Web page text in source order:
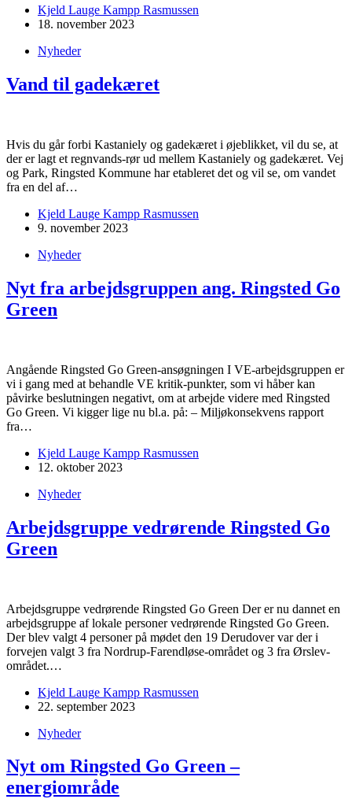
Kjeld Lauge Kampp Rasmussen
18. november 2023
Nyheder
Vand til gadekæret
Hvis du går forbi Kastaniely og gadekæret i øjeblikket, vil du se, at
der er lagt et regnvands-rør ud mellem Kastaniely og gadekæret. Vej
og Park, Ringsted Kommune har etableret det og vil se, om vandet
fra en del af…
Kjeld Lauge Kampp Rasmussen
9. november 2023
Nyheder
Nyt fra arbejdsgruppen ang. Ringsted Go
Green
Angående Ringsted Go Green-ansøgningen I VE-arbejdsgruppen er
vi i gang med at behandle VE kritik-punkter, som vi håber kan
påvirke beslutningen negativt, om at arbejde videre med Ringsted
Go Green. Vi kigger lige nu bl.a. på: – Miljøkonsekvens rapport
fra…
Kjeld Lauge Kampp Rasmussen
12. oktober 2023
Nyheder
Arbejdsgruppe vedrørende Ringsted Go
Green
Arbejdsgruppe vedrørende Ringsted Go Green Der er nu dannet en
arbejdsgruppe af lokale personer vedrørende Ringsted Go Green.
Der blev valgt 4 personer på mødet den 19 Derudover var der i
forvejen valgt 3 fra Nordrup-Farendløse-området og 3 fra Ørslev-
området.…
Kjeld Lauge Kampp Rasmussen
22. september 2023
Nyheder
Nyt om Ringsted Go Green –
energiområde